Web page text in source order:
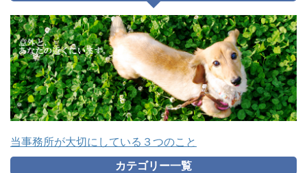
当事務所が大切にしている３つのこと
カテゴリー一覧